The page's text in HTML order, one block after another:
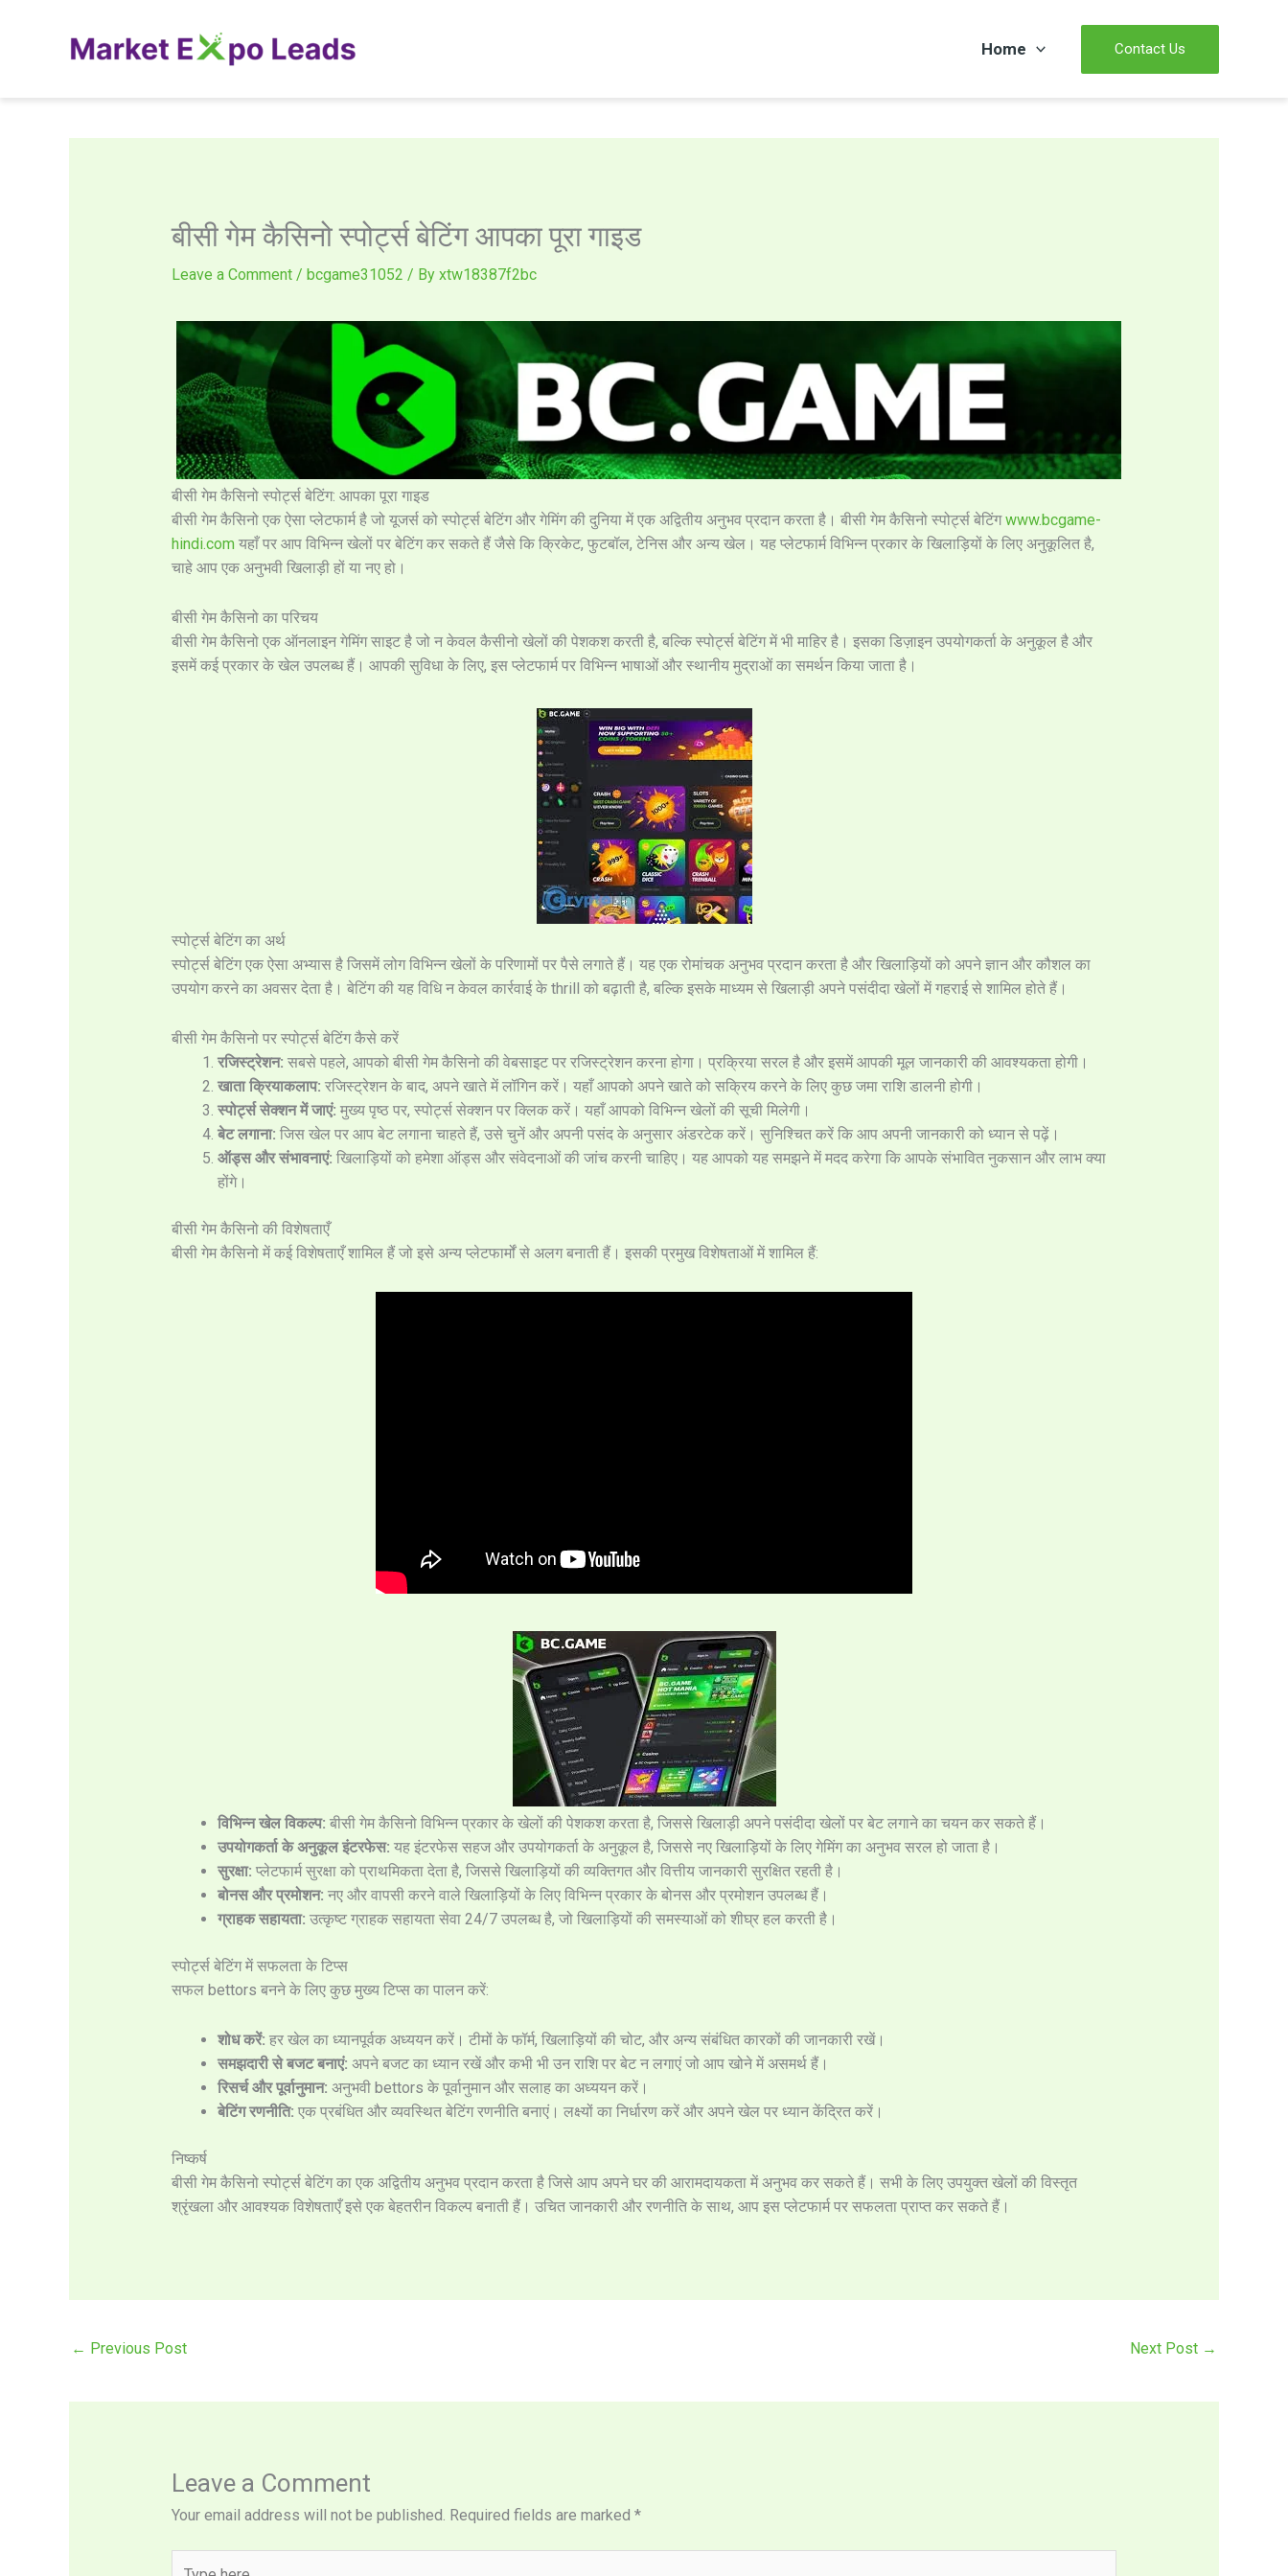
Home Contact Us
बीसी गेम कैसिनो स्पोर्ट्स बेटिंग आपका पूरा गाइड
Leave a Comment / bcgame31052 / By xtw18387f2bc
बीसी गेम कैसिनो स्पोर्ट्स बेटिंग: आपका पूरा गाइड
बीसी गेम कैसिनो एक ऐसा प्लेटफार्म है जो यूजर्स को स्पोर्ट्स बेटिंग और गेमिंग की दुनिया में एक अद्वितीय अनुभव प्रदान करता है। बीसी गेम कैसिनो स्पोर्ट्स बेटिंगwww.bcgame-
hindi.com यहाँ पर आप विभिन्न खेलों पर बेटिंग कर सकते हैं जैसे कि क्रिकेट, फुटबॉल, टेनिस और अन्य खेल। यह प्लेटफार्म विभिन्न प्रकार के खिलाड़ियों के लिए अनुकूलित है,
चाहे आप एक अनुभवी खिलाड़ी हों या नए हो।
बीसी गेम कैसिनो का परिचय
बीसी गेम कैसिनो एक ऑनलाइन गेमिंग साइट है जो न केवल कैसीनो खेलों की पेशकश करती है, बल्कि स्पोर्ट्स बेटिंग में भी माहिर है। इसका डिज़ाइन उपयोगकर्ता के अनुकूल है और
इसमें कई प्रकार के खेल उपलब्ध हैं। आपकी सुविधा के लिए, इस प्लेटफार्म पर विभिन्न भाषाओं और स्थानीय मुद्राओं का समर्थन किया जाता है।
स्पोर्ट्स बेटिंग का अर्थ
स्पोर्ट्स बेटिंग एक ऐसा अभ्यास है जिसमें लोग विभिन्न खेलों के परिणामों पर पैसे लगाते हैं। यह एक रोमांचक अनुभव प्रदान करता है और खिलाड़ियों को अपने ज्ञान और कौशल का
उपयोग करने का अवसर देता है। बेटिंग की यह विधि न केवल कार्रवाई के thrill को बढ़ाती है, बल्कि इसके माध्यम से खिलाड़ी अपने पसंदीदा खेलों में गहराई से शामिल होते हैं।
बीसी गेम कैसिनो पर स्पोर्ट्स बेटिंग कैसे करें
रजिस्ट्रेशन: सबसे पहले, आपको बीसी गेम कैसिनो की वेबसाइट पर रजिस्ट्रेशन करना होगा। प्रक्रिया सरल है और इसमें आपकी मूल जानकारी की आवश्यकता होगी।
खाता क्रियाकलाप: रजिस्ट्रेशन के बाद, अपने खाते में लॉगिन करें। यहाँ आपको अपने खाते को सक्रिय करने के लिए कुछ जमा राशि डालनी होगी।
स्पोर्ट्स सेक्शन में जाएं: मुख्य पृष्ठ पर, स्पोर्ट्स सेक्शन पर क्लिक करें। यहाँ आपको विभिन्न खेलों की सूची मिलेगी।
बेट लगाना: जिस खेल पर आप बेट लगाना चाहते हैं, उसे चुनें और अपनी पसंद के अनुसार अंडरटेक करें। सुनिश्चित करें कि आप अपनी जानकारी को ध्यान से पढ़ें।
ऑड्स और संभावनाएं: खिलाड़ियों को हमेशा ऑड्स और संवेदनाओं की जांच करनी चाहिए। यह आपको यह समझने में मदद करेगा कि आपके संभावित नुकसान और लाभ क्या
होंगे।
बीसी गेम कैसिनो की विशेषताएँ
बीसी गेम कैसिनो में कई विशेषताएँ शामिल हैं जो इसे अन्य प्लेटफार्मों से अलग बनाती हैं। इसकी प्रमुख विशेषताओं में शामिल हैं:
विभिन्न खेल विकल्प: बीसी गेम कैसिनो विभिन्न प्रकार के खेलों की पेशकश करता है, जिससे खिलाड़ी अपने पसंदीदा खेलों पर बेट लगाने का चयन कर सकते हैं।
उपयोगकर्ता के अनुकूल इंटरफेस: यह इंटरफेस सहज और उपयोगकर्ता के अनुकूल है, जिससे नए खिलाड़ियों के लिए गेमिंग का अनुभव सरल हो जाता है।
सुरक्षा: प्लेटफार्म सुरक्षा को प्राथमिकता देता है, जिससे खिलाड़ियों की व्यक्तिगत और वित्तीय जानकारी सुरक्षित रहती है।
बोनस और प्रमोशन: नए और वापसी करने वाले खिलाड़ियों के लिए विभिन्न प्रकार के बोनस और प्रमोशन उपलब्ध हैं।
ग्राहक सहायता: उत्कृष्ट ग्राहक सहायता सेवा 24/7 उपलब्ध है, जो खिलाड़ियों की समस्याओं को शीघ्र हल करती है।
स्पोर्ट्स बेटिंग में सफलता के टिप्स
सफल bettors बनने के लिए कुछ मुख्य टिप्स का पालन करें:
शोध करें: हर खेल का ध्यानपूर्वक अध्ययन करें। टीमों के फॉर्म, खिलाड़ियों की चोट, और अन्य संबंधित कारकों की जानकारी रखें।
समझदारी से बजट बनाएं: अपने बजट का ध्यान रखें और कभी भी उन राशि पर बेट न लगाएं जो आप खोने में असमर्थ हैं।
रिसर्च और पूर्वानुमान: अनुभवी bettors के पूर्वानुमान और सलाह का अध्ययन करें।
बेटिंग रणनीति: एक प्रबंधित और व्यवस्थित बेटिंग रणनीति बनाएं। लक्ष्यों का निर्धारण करें और अपने खेल पर ध्यान केंद्रित करें।
निष्कर्ष
बीसी गेम कैसिनो स्पोर्ट्स बेटिंग का एक अद्वितीय अनुभव प्रदान करता है जिसे आप अपने घर की आरामदायकता में अनुभव कर सकते हैं। सभी के लिए उपयुक्त खेलों की विस्तृत
श्रृंखला और आवश्यक विशेषताएँ इसे एक बेहतरीन विकल्प बनाती हैं। उचित जानकारी और रणनीति के साथ, आप इस प्लेटफार्म पर सफलता प्राप्त कर सकते हैं।
← Previous Post Next Post →
Leave a Comment
Your email address will not be published. Required fields are marked *